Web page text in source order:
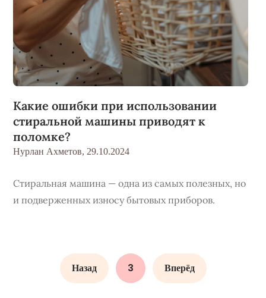
Какие ошибки при использовании
стиральной машины приводят к
поломке?
Нурлан Ахметов, 29.10.2024
Стиральная машина — одна из самых полезных, но
и подверженных износу бытовых приборов.
Назад 3 Вперёд